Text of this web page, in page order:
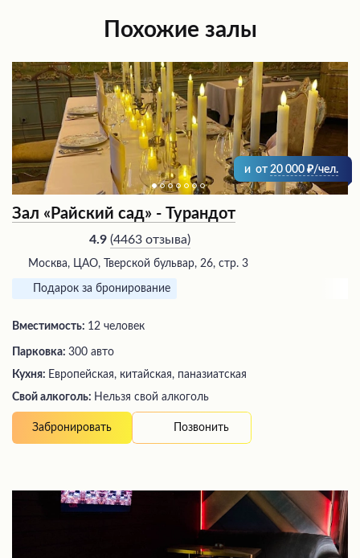
Похожие залы
и от 20 000 /чел.
Зал «Райский сад» - Турандот
4.9 (4463 отзыва)
Москва, ЦАО, Тверской бульвар, 26, стр. 3
Подарок за бронирование
Вместимость: 12 человек
Парковка: 300 авто
Кухня: Европейская, китайская, паназиатская
Свой алкоголь: Нельзя свой алкоголь
Забронировать Позвонить